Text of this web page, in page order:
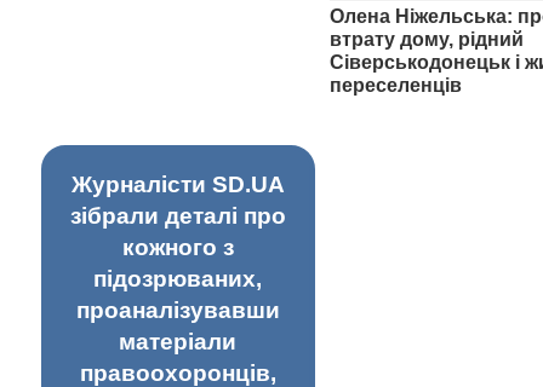
Олена Ніжельська:
втрату дому, рідний
Сіверськодонецьк і
переселенців
Журналісти SD.UA
зібрали деталі про
кожного з
підозрюваних,
проаналізувавши
матеріали
правоохоронців,